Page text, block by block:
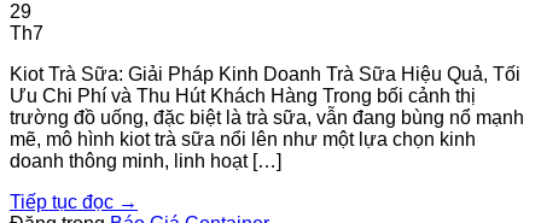
29
Th7
Kiot Trà Sữa: Giải Pháp Kinh Doanh Trà Sữa Hiệu Quả, Tối
Ưu Chi Phí và Thu Hút Khách Hàng Trong bối cảnh thị
trường đồ uống, đặc biệt là trà sữa, vẫn đang bùng nổ mạnh
mẽ, mô hình kiot trà sữa nổi lên như một lựa chọn kinh
doanh thông minh, linh hoạt […]
Tiếp tục đọc →